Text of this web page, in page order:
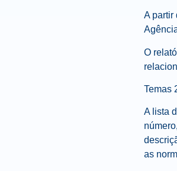
A partir
O
Temas
A lista
as